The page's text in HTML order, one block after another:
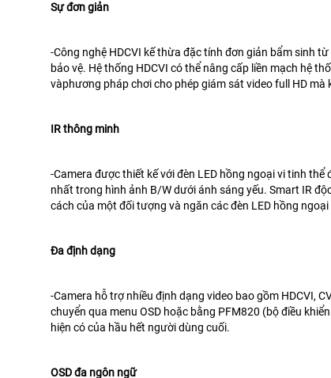
Sự đơn giản
-Công nghệ HDCVI kế thừa đặc tính đơn giản bẩm sinh
bảo vệ. Hệ thống HDCVI có thể nâng cấp liền mạch hệ
vàphương pháp chơi cho phép giám sát video full HD mà
IR thông minh
-Camera được thiết kế với đèn LED hồng ngoại vi tinh thể
nhất trong hình ảnh B/W dưới ánh sáng yếu. Smart IR
cách của một đối tượng và ngăn các đèn LED hồng
Đa định dạng
-Camera hỗ trợ nhiều định dạng video bao gồm HDCVI,
chuyển qua menu OSD hoặc bằng PFM820 (bộ điều
hiện có của hầu hết người dùng cuối.
OSD đa ngôn ngữ